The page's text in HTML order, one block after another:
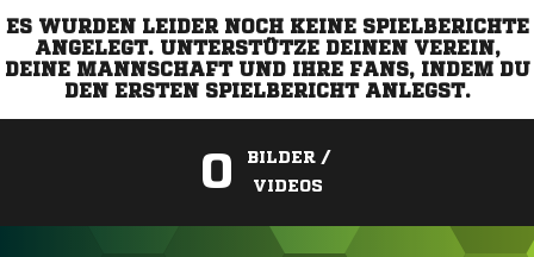
ES WURDEN LEIDER NOCH KEINE SPIELBERICHTE
ANGELEGT. UNTERSTÜTZE DEINEN VEREIN,
DEINE MANNSCHAFT UND IHRE FANS, INDEM DU
DEN ERSTEN SPIELBERICHT ANLEGST.
0
BILDER /
VIDEOS